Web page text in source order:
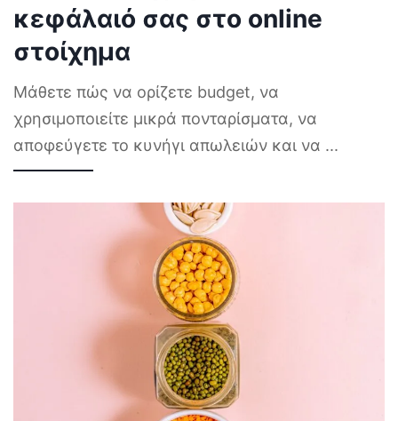
κεφάλαιό σας στο online
στοίχημα
Μάθετε πώς να ορίζετε budget, να
χρησιμοποιείτε μικρά πονταρίσματα, να
αποφεύγετε το κυνήγι απωλειών και να ...